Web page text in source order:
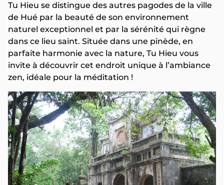
Tu Hieu se distingue des autres pagodes de la ville
de Hué par la beauté de son environnement
naturel exceptionnel et par la sérénité qui règne
dans ce lieu saint. Située dans une pinède, en
parfaite harmonie avec la nature, Tu Hieu vous
invite à découvrir cet endroit unique à l’ambiance
zen, idéale pour la méditation !